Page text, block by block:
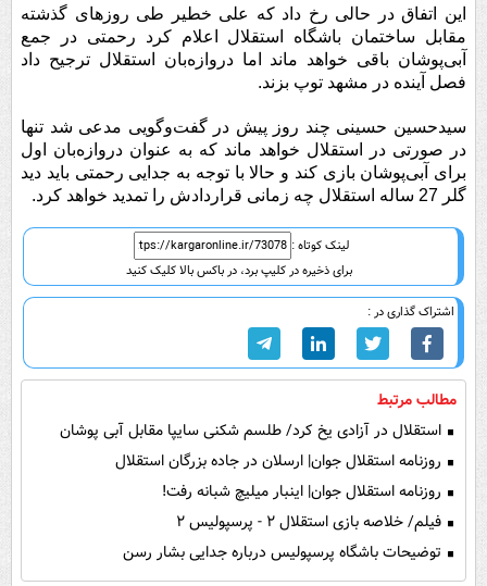
این اتفاق در حالی رخ داد که علی خطیر طی روزهای گذشته
مقابل ساختمان باشگاه استقلال اعلام کرد رحمتی در جمع
آبی‌پوشان باقی خواهد ماند اما دروازه‌بان استقلال ترجیح داد
فصل آینده در مشهد توپ بزند.
سیدحسین حسینی چند روز پیش در گفت‌وگویی مدعی شد تنها
در صورتی در استقلال خواهد ماند که به عنوان دروازه‌بان اول
برای آبی‌پوشان بازی کند و حالا با توجه به جدایی رحمتی باید دید
گلر 27 ساله استقلال چه زمانی قراردادش را تمدید خواهد کرد.
لینک کوتاه :
برای ذخیره در کلیپ برد، در باکس بالا کلیک کنید
اشتراک گذاری در :
مطالب مرتبط
استقلال در آزادی یخ کرد/ طلسم شکنی سایپا مقابل آبی پوشان
روزنامه استقلال جوان| ارسلان در جاده بزرگان استقلال
روزنامه استقلال جوان| اینبار میلیچ شبانه رفت!
فیلم/ خلاصه بازی استقلال ۲ - پرسپولیس ۲
توضیحات باشگاه پرسپولیس درباره جدایی بشار رسن